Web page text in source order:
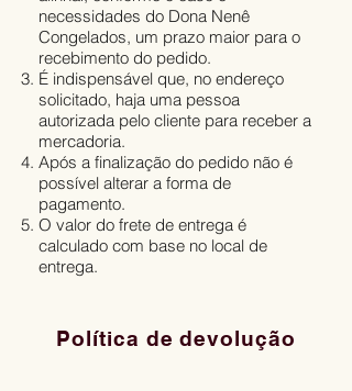
necessidades do Dona Nenê
Congelados, um prazo maior para o
recebimento do pedido.
É indispensável que, no endereço
solicitado, haja uma pessoa
autorizada pelo cliente para receber a
mercadoria.
Após a finalização do pedido não é
possível alterar a forma de
pagamento.
O valor do frete de entrega é
calculado com base no local de
entrega.
Política de devolução